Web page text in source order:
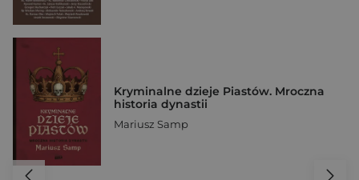
Kryminalne dzieje Piastów. Mroczna
historia dynastii
Mariusz Samp